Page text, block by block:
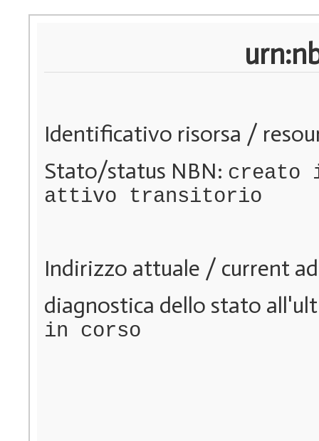
Identificativo risorsa /
Stato/status NBN: creato
attivo transitorio
Indirizzo attuale / current
diagnostica dello stato
in corso